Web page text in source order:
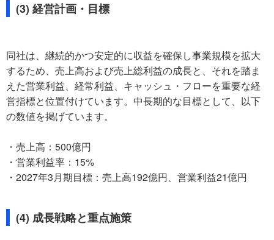
(3) 経営計画・目標
同社は、継続的かつ安定的に収益を確保し事業規模を拡大
するため、売上高および売上総利益の成長と、それを踏ま
えた営業利益、経常利益、キャッシュ・フローを重要な経
営指標と位置付けています。中長期的な目標として、以下
の数値を掲げています。
・売上高：500億円
・営業利益率：15%
・2027年3月期目標：売上高192億円、営業利益21億円
(4) 成長戦略と重点施策